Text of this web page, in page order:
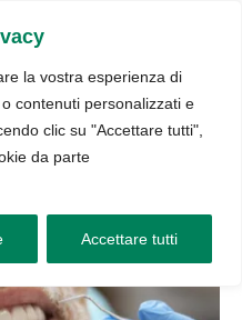
la vostra esperienza di
contenuti personalizzati e
clic su "Accettare tutti",
da parte
Accettare tutti